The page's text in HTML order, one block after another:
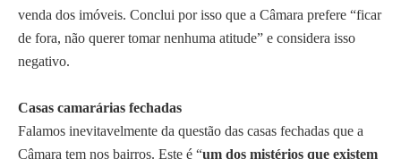
venda dos imóveis. Conclui por isso que a Câmara prefere “ficar
de fora, não querer tomar nenhuma atitude” e considera isso
negativo.
Casas camarárias fechadas
Falamos inevitavelmente da questão das casas fechadas que a
Câmara tem nos bairros. Este é “um dos mistérios que existem